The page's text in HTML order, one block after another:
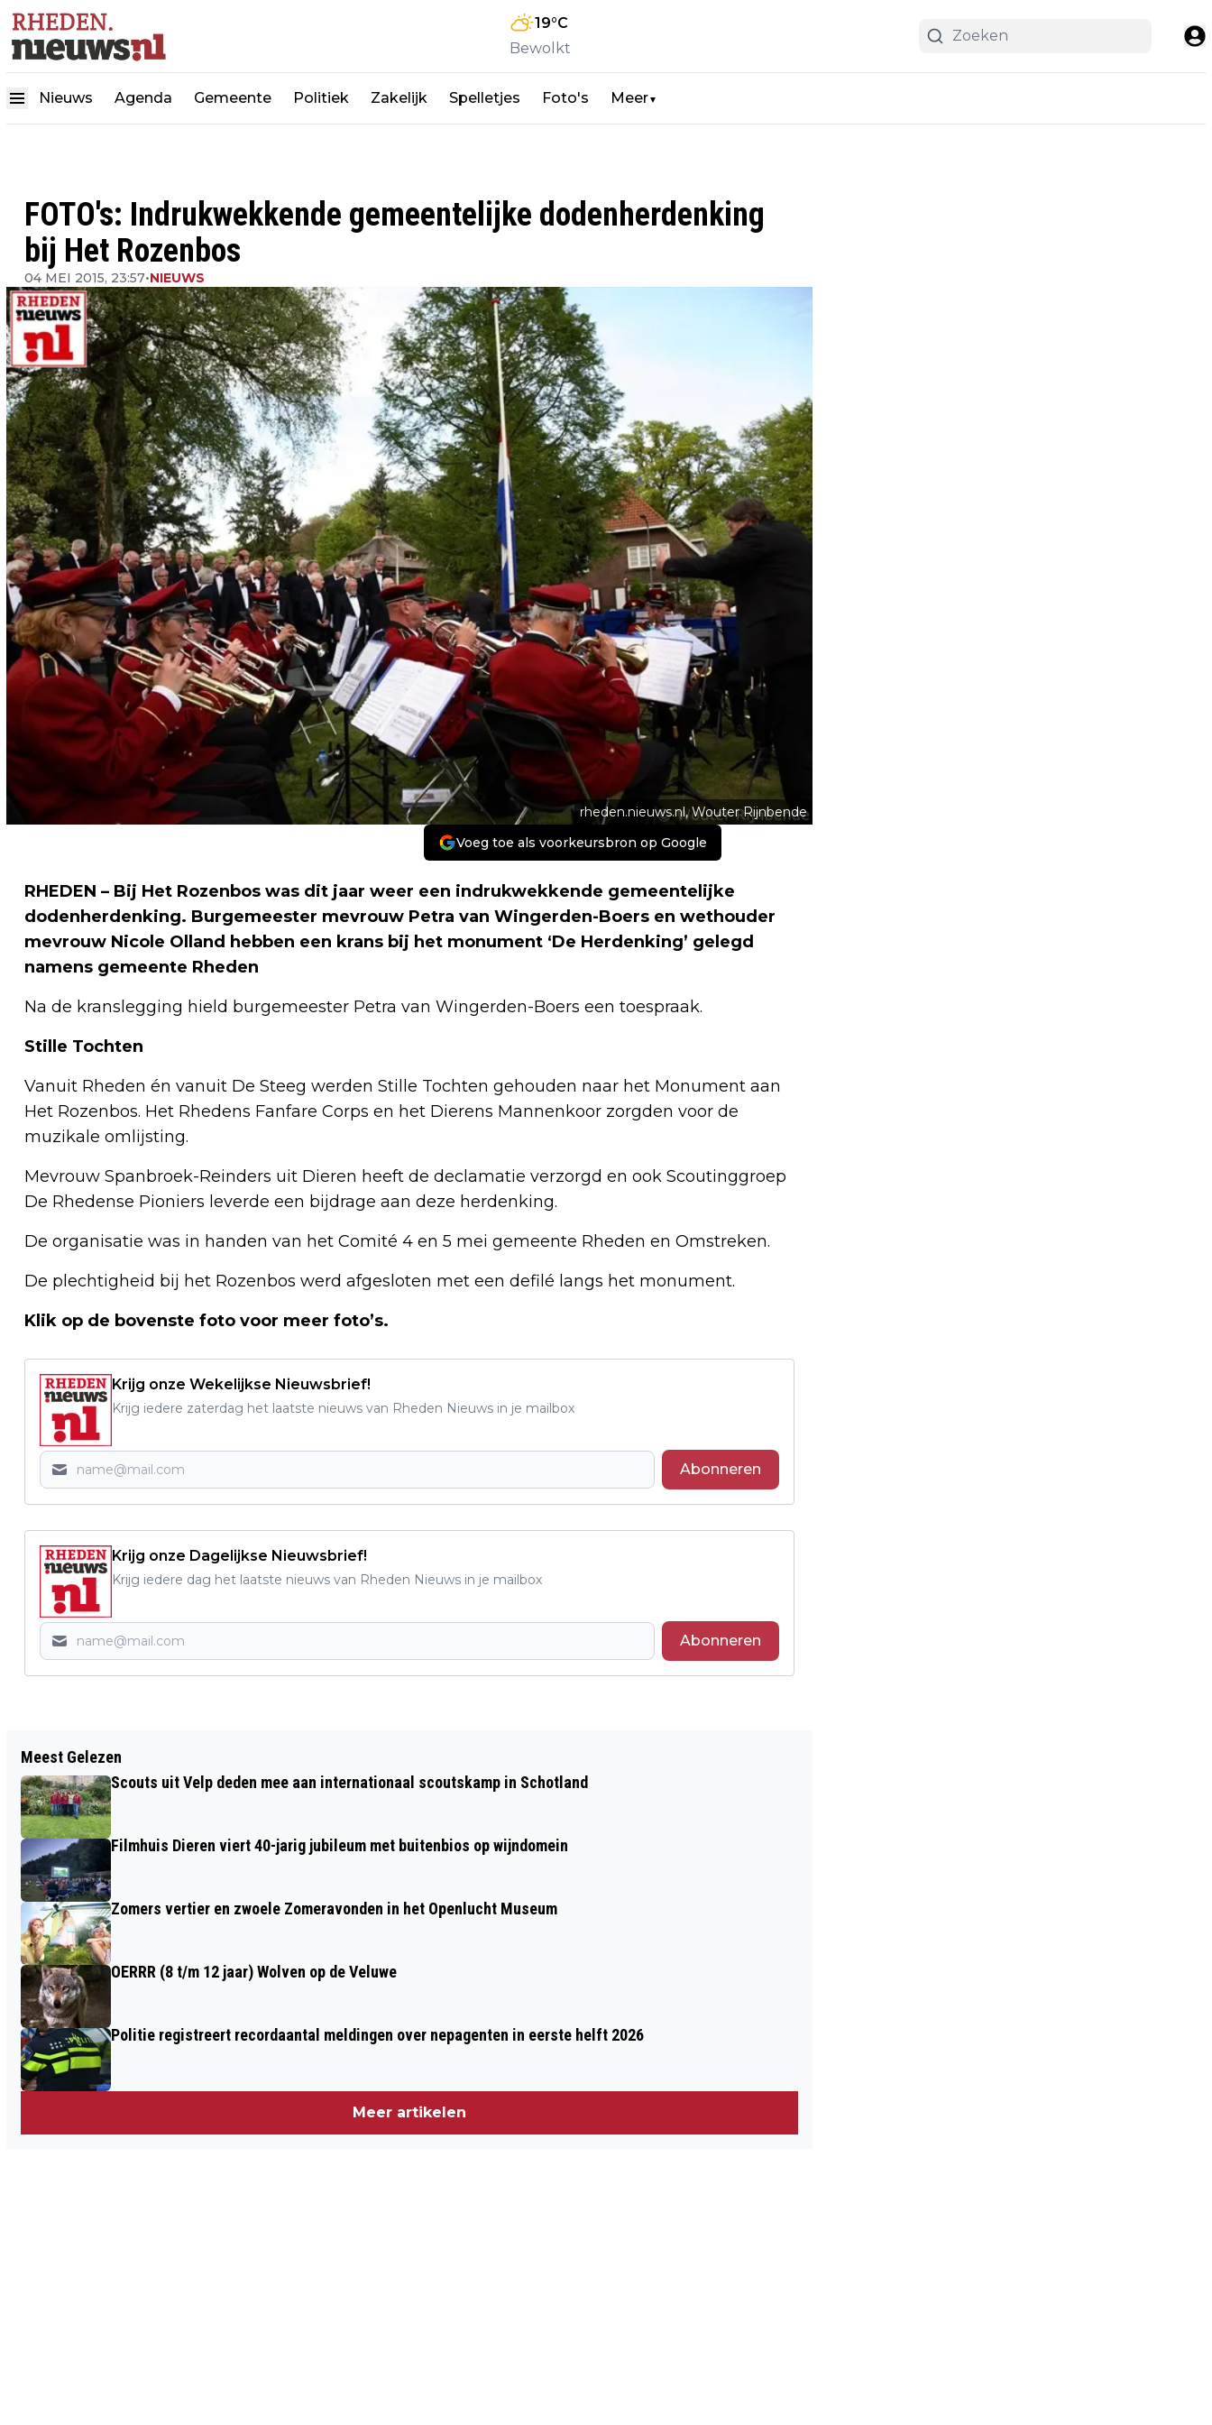
19°C
Bewolkt
Nieuws Agenda Gemeente Politiek Zakelijk Spelletjes Foto's Meer▼
FOTO's: Indrukwekkende gemeentelijke dodenherdenking
bij Het Rozenbos
04 MEI 2015, 23:57•NIEUWS
rheden.nieuws.nl, Wouter Rijnbende
Voeg toe als voorkeursbron op Google
RHEDEN – Bij Het Rozenbos was dit jaar weer een indrukwekkende gemeentelijke
dodenherdenking. Burgemeester mevrouw Petra van Wingerden-Boers en wethouder
mevrouw Nicole Olland hebben een krans bij het monument ‘De Herdenking’ gelegd
namens gemeente Rheden
Na de kranslegging hield burgemeester Petra van Wingerden-Boers een toespraak.
Stille Tochten
Vanuit Rheden én vanuit De Steeg werden Stille Tochten gehouden naar het Monument aan
Het Rozenbos. Het Rhedens Fanfare Corps en het Dierens Mannenkoor zorgden voor de
muzikale omlijsting.
Mevrouw Spanbroek-Reinders uit Dieren heeft de declamatie verzorgd en ook Scoutinggroep
De Rhedense Pioniers leverde een bijdrage aan deze herdenking.
De organisatie was in handen van het Comité 4 en 5 mei gemeente Rheden en Omstreken.
De plechtigheid bij het Rozenbos werd afgesloten met een defilé langs het monument.
Klik op de bovenste foto voor meer foto’s.
Krijg onze Wekelijkse Nieuwsbrief!
Krijg iedere zaterdag het laatste nieuws van Rheden Nieuws in je mailbox
Abonneren
Krijg onze Dagelijkse Nieuwsbrief!
Krijg iedere dag het laatste nieuws van Rheden Nieuws in je mailbox
Abonneren
MUZIEK, OVERWEGINGEN, ZANG EN
GEDICHTEN BIJ DE DODENHERDENKING
IN ELLECOM
THEMA: "SOCIALE WONINGBOUW IN
Meest Gelezen
Scouts uit Velp deden mee aan internationaal scoutskamp in Schotland
Filmhuis Dieren viert 40-jarig jubileum met buitenbios op wijndomein
Zomers vertier en zwoele Zomeravonden in het Openlucht Museum
OERRR (8 t/m 12 jaar) Wolven op de Veluwe
Politie registreert recordaantal meldingen over nepagenten in eerste helft 2026
Meer artikelen